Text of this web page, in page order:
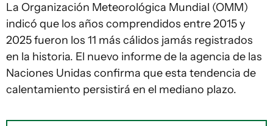
La Organización Meteorológica Mundial (OMM)
indicó que los años comprendidos entre 2015 y
2025 fueron los 11 más cálidos jamás registrados
en la historia. El nuevo informe de la agencia de las
Naciones Unidas confirma que esta tendencia de
calentamiento persistirá en el mediano plazo.